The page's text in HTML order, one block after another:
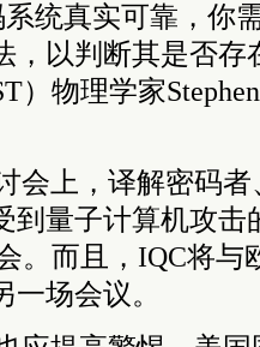
统真实可靠，你
，以判断其是否存
）物理学家
会上，译解密码
到量子计算机攻击
。而且，IQC将与
场会议。